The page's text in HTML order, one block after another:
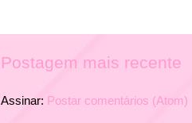
Postagem mais recente
Assinar: Postar comentários (Atom)